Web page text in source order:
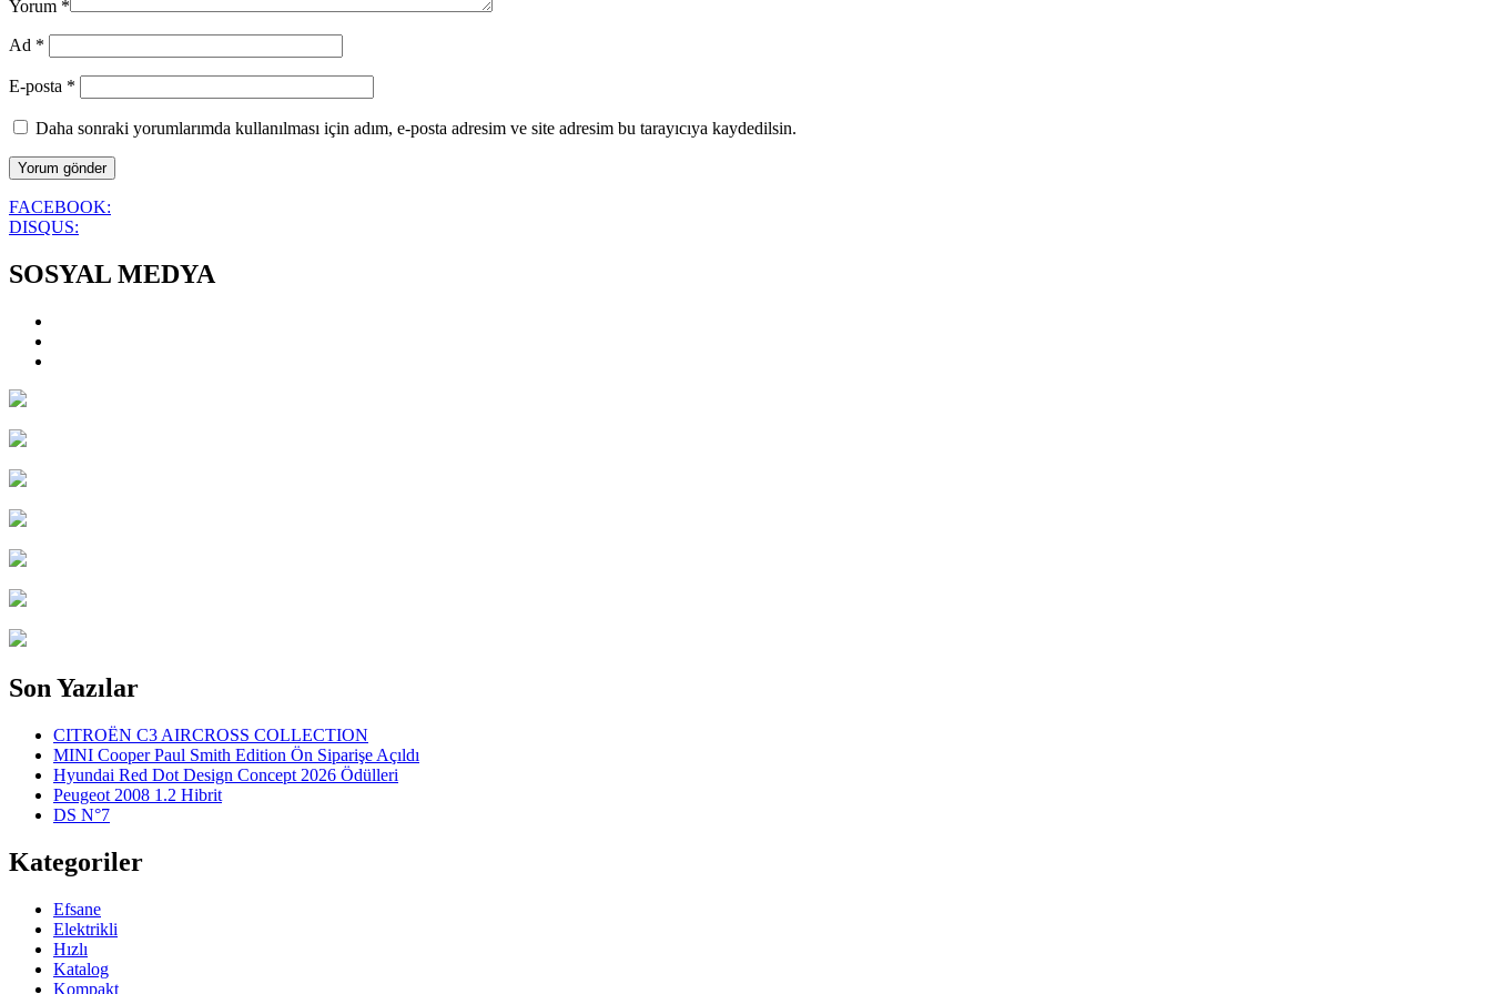
Yorum *
Ad *
E-posta *
Daha sonraki yorumlarımda kullanılması için adım, e-posta adresim ve site adresim bu tarayıcıya kaydedilsin.
FACEBOOK:
DISQUS:
SOSYAL MEDYA
Son Yazılar
CITROËN C3 AIRCROSS COLLECTION
MINI Cooper Paul Smith Edition Ön Siparişe Açıldı
Hyundai Red Dot Design Concept 2026 Ödülleri
Peugeot 2008 1.2 Hibrit
DS N°7
Kategoriler
Efsane
Elektrikli
Hızlı
Katalog
Kompakt